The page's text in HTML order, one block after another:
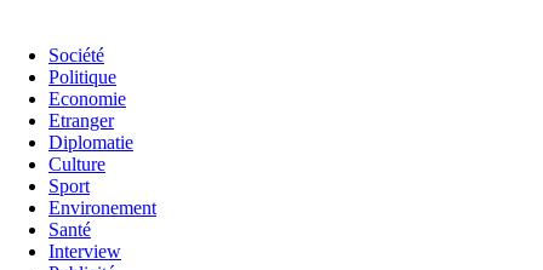
Société
Politique
Economie
Etranger
Diplomatie
Culture
Sport
Environement
Santé
Interview